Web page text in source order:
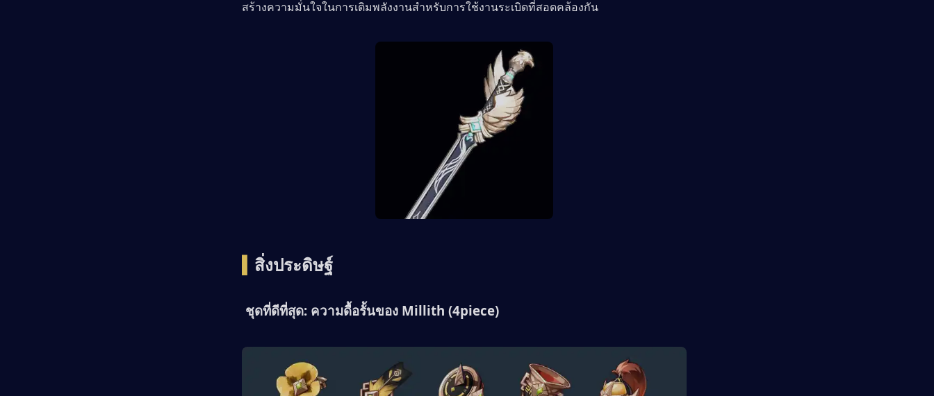
สร้างความมั่นใจในการเติมพลังงานสำหรับการใช้งานระเบิดที่สอดคล้องกัน
สิ่งประดิษฐ์
ชุดที่ดีที่สุด: ความดื้อรั้นของ Millith (4piece)